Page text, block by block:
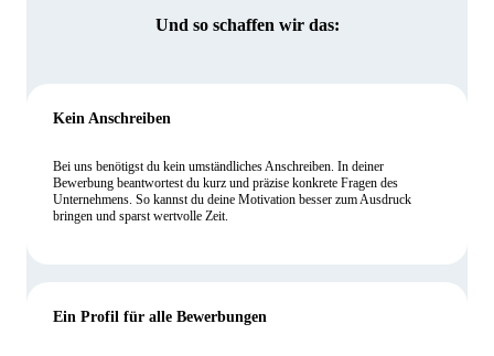
Und so schaffen wir das:
Kein Anschreiben
Bei uns benötigst du kein umständliches Anschreiben. In deiner
Bewerbung beantwortest du kurz und präzise konkrete Fragen des
Unternehmens. So kannst du deine Motivation besser zum Ausdruck
bringen und sparst wertvolle Zeit.
Ein Profil für alle Bewerbungen